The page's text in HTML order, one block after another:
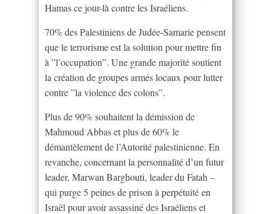
Hamas ce jour-là contre les Israéliens.
70% des Palestiniens de Judée-Samarie pensent
que le terrorisme est la solution pour mettre fin
à ”l’occupation”. Une grande majorité soutient
la création de groupes armés locaux pour lutter
contre ”la violence des colons”.
Plus de 90% souhaitent la démission de
Mahmoud Abbas et plus de 60% le
démantèlement de l’Autorité palestinienne. En
revanche, concernant la personnalité d’un futur
leader, Marwan Barghouti, leader du Fatah –
qui purge 5 peines de prison à perpétuité en
Israël pour avoir assassiné des Israéliens et